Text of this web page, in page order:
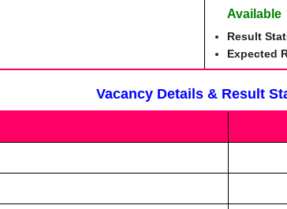
Available
Result
Expected
Vacancy Details & Result